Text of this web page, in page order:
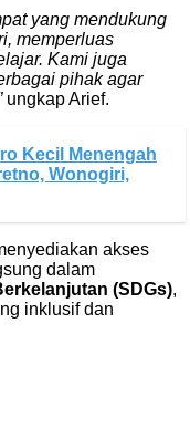
yang mendukung
memperluas
Kami juga
pihak agar
ungkap Arief.
Kecil Menengah
Wonogiri,
akses
dalam
(SDGs),
inklusif dan